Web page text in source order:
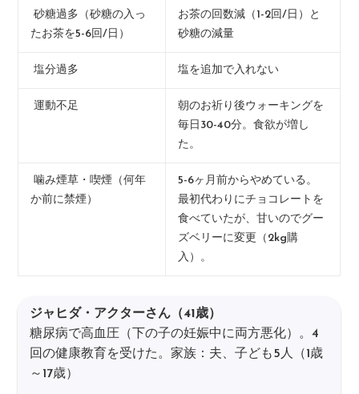
砂糖過多（砂糖の入っ
たお茶を5-6回/日）
お茶の回数減（1-2回/日）と
砂糖の減量
塩分過多 塩を追加で入れない
運動不足
朝のお祈り後ウォーキングを
毎日30-40分。食欲が増し
た。
噛み煙草・喫煙（何年
か前に禁煙）
5-6ヶ月前からやめている。
最初代わりにチョコレートを
食べていたが、甘いのでグー
ズベリーに変更（2kg購
入）。
ジャヒダ・アクターさん（41歳）
糖尿病で高血圧（下の子の妊娠中に両方悪化）。4
回の健康教育を受けた。家族：夫、子ども5人（1歳
～17歳）